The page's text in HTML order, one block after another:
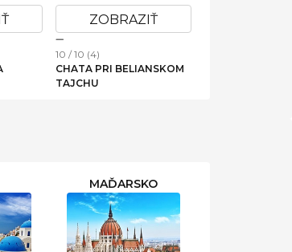
ZOBRAZIŤ
10 / 10 (4)
PANORAMA APARTMÁN
44-C
MAĎARSKO